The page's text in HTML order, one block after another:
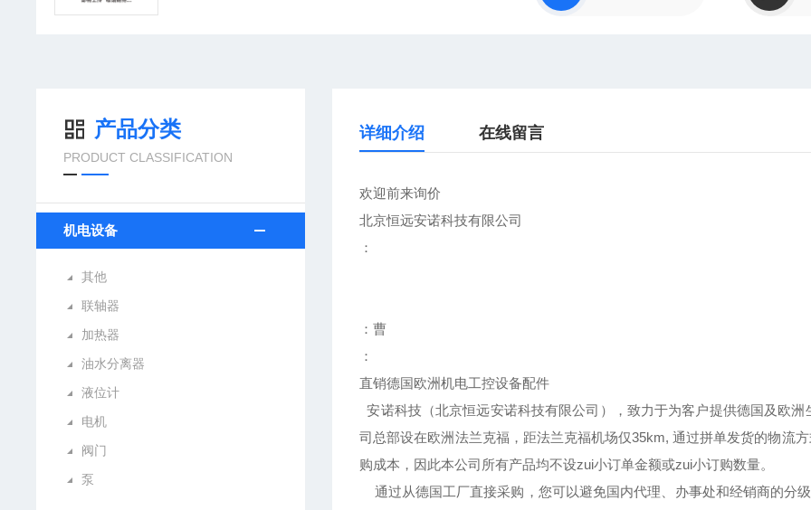
产品分类
PRODUCT CLASSIFICATION
机电设备
其他
联轴器
加热器
油水分离器
液位计
电机
阀门
泵
详细介绍 在线留言
欢迎前来询价
北京恒远安诺科技有限公司
：
：曹
：
直销德国欧洲机电工控设备配件
安诺科技（北京恒远安诺科技有限公司），致力于为客户提供德国及欧
司总部设在欧洲法兰克福，距法兰克福机场仅35km, 通过拼单发货的物流
购成本，因此本公司所有产品均不设zui小订单金额或zui小订购数量。
通过从德国工厂直接采购，您可以避免国内代理、办事处和经销商的分